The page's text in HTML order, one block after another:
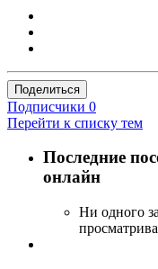
Поделиться
Подписчики 0
Перейти к списку тем
Последние
онлайн
Ни одного